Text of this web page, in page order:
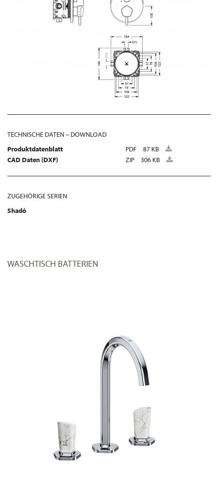
TECHNISCHE DATEN – DOWNLOAD
Produktdatenblatt
PDF
87 KB
CAD Daten (DXF)
ZIP 306 KB
ZUGEHÖRIGE SERIEN
Shadó
WASCHTISCH BATTERIEN